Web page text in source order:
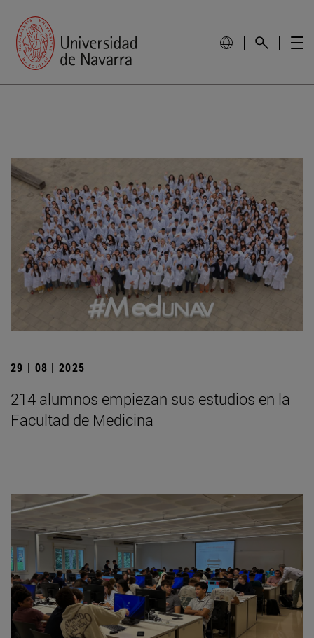
29 | 08 | 2025
214 alumnos empiezan sus estudios en la
Facultad de Medicina